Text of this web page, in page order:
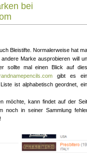
bei
Bleistifte. Normalerweise hat
Marke ausprobieren will
sollte mal einen Blick auf
gibt es
ist alphabetisch geordnet,
möchte, kann findet auf der
noch in seiner Sammlung